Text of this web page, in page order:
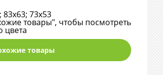
83х63; 73х53
товары", чтобы посмотреть
цвета
товары